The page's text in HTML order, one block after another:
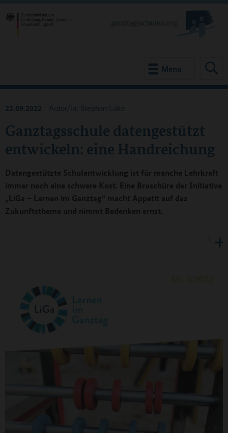
Menu
Ganztagsschule datengestützt
entwickeln: eine Handreichung
22.09.2022 Autor/in: Stephan Lüke
Datengestützte Schulentwicklung ist für manche Lehrkraft
immer noch eine schwere Kost. Eine Broschüre der Initiative
„LiGa – Lernen im Ganztag“ macht Appetit auf das
Zukunftsthema und nimmt Bedenken ernst.